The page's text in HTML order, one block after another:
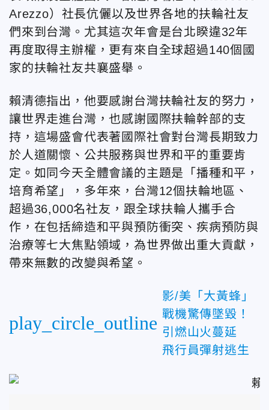
Arezzo）社長伉儷以及世界各地的扶輪社友
們來到台灣。尤其這次年會是台北睽違32年
再度取得主辦權，更有來自全球超過140個國
家的扶輪社友共襄盛舉。
賴清德指出，他要感謝台灣扶輪社友的努力，
讓世界走進台灣，也感謝國際扶輪幹部的支
持，這場盛會代表著國際社會對台灣長期致力
於人道關懷、公共服務與世界和平的重要肯
定。如同今天全體會議的主題是「播種和平，
培育希望」，多年來，台灣12個扶輪地區、
超過36,000名社友，跟全球扶輪人攜手合
作，在包括締造和平與預防衝突、疾病預防與
治療等七大焦點領域，為世界做出重大貢獻，
帶來無數的改變與希望。
play_circle_outline
影/美「大黃蜂」
戰機驚傳墜毀！
引燃山火蔓延
飛行員彈射逃生